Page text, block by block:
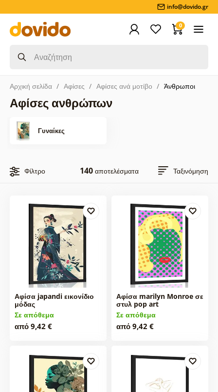
info@dovido.gr
0
Αρχική σελίδα Αφίσες Αφίσες ανά μοτίβο Άνθρωποι
Αφίσες ανθρώπων
Γυναίκες
Φίλτρο 140αποτελέσματα Ταξινόμηση
Αφίσα japandi εικονίδιο
μόδας
Σε απόθεμα
από 9,42 €
Αφίσα marilyn Monroe σε
στυλ pop art
Σε απόθεμα
από 9,42 €